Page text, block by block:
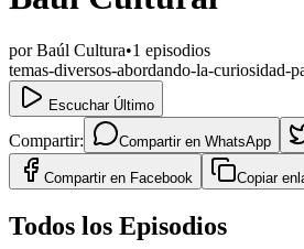
porBaúl Cultura•1 episodios
temas-diversos-abordando-la-curiosidad-
Escuchar Último
Compartir: Compartir en WhatsApp
Compartir en Facebook Copiar
Todos los Episodios